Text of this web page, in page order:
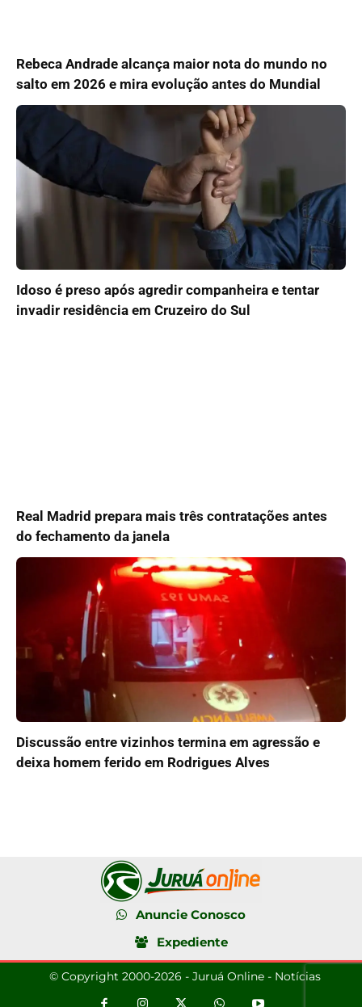
Rebeca Andrade alcança maior nota do mundo no
salto em 2026 e mira evolução antes do Mundial
Idoso é preso após agredir companheira e tentar
invadir residência em Cruzeiro do Sul
Real Madrid prepara mais três contratações antes
do fechamento da janela
Discussão entre vizinhos termina em agressão e
deixa homem ferido em Rodrigues Alves
Anuncie Conosco
Expediente
© Copyright 2000-2026 - Juruá Online - Notícias